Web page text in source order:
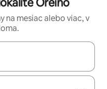
na mesiac alebo viac, v
môžete si ich prechádzať